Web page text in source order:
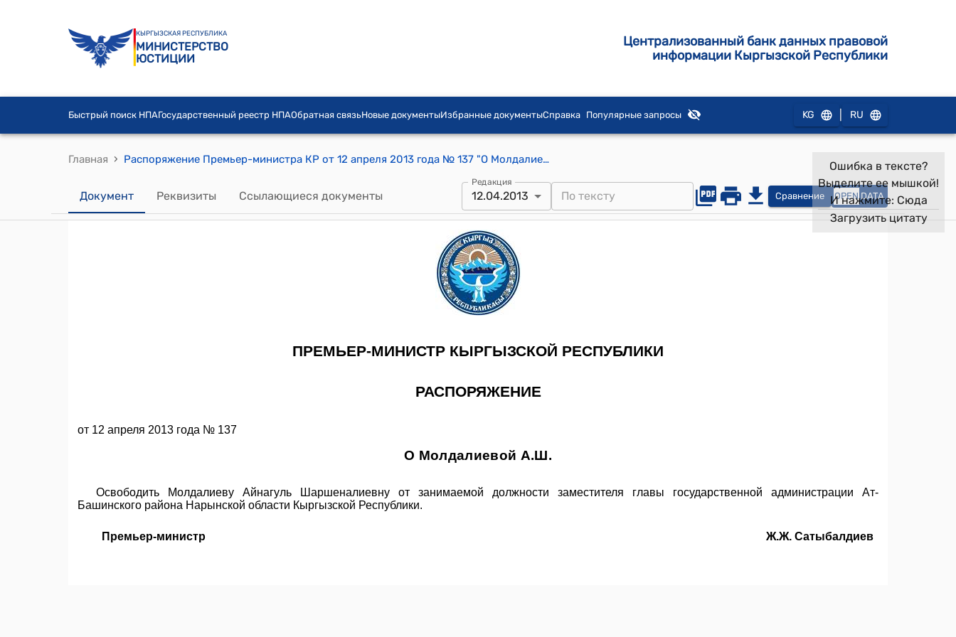
КЫРГЫЗСКАЯ РЕСПУБЛИКА
МИНИСТЕРСТВО
ЮСТИЦИИ
Централизованный банк данных правовой
информации Кыргызской Республики
Быстрый поиск НПАГосударственный реестр НПАОбратная связьНовые документыИзбранные документыСправка Популярные запросы KG RU
Главная › Распоряжение Премьер-министра КР от 12 апреля 2013 года № 137 "О Молдалиевой A.Ш."
Документ Реквизиты Ссылающиеся документы
Редакция
12.04.2013 Сравнение OPEN DATA
Ошибка в тексте?
Выделите ее мышкой!
И нажмите: Сюда
Загрузить цитату